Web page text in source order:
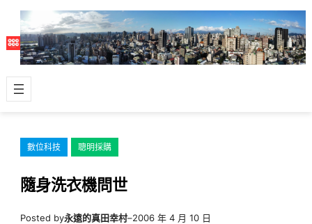
主
容
數位科技 聰明採購
隨身洗衣機問世
Posted by永遠的真田幸村–2006 年 4 月 10 日